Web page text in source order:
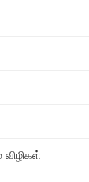
விழிகள்